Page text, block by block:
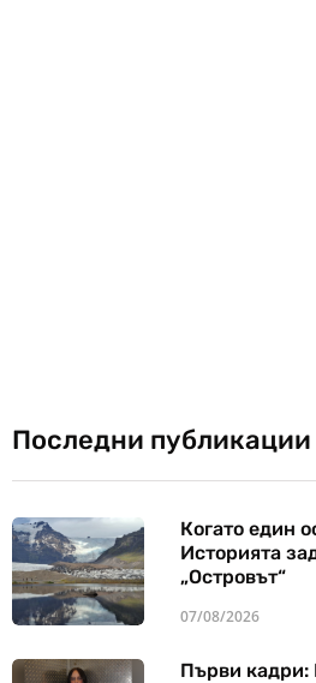
Последни публикации
Когато един
Историята
„Островът“
07/08/2026
Първи кадри: